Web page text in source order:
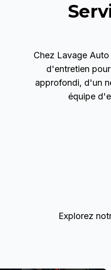
Chez Lavage Auto
d'entretien
approfondi, d'un
équipe
Explorez